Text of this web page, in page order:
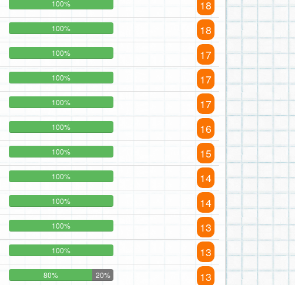
100% 18
100% 18
100% 17
100% 17
100% 17
100% 16
100% 15
100% 14
100% 14
100% 13
100% 13
80% 20% 13